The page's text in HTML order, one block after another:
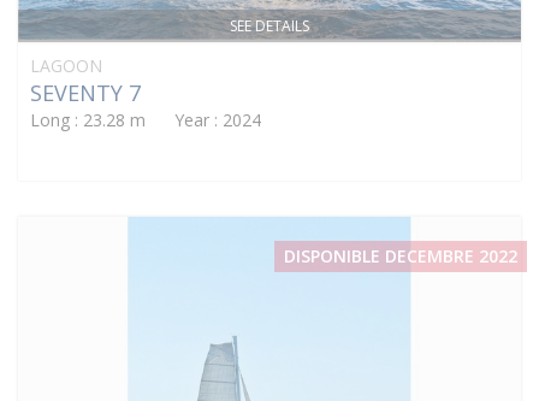
SEE DETAILS
LAGOON
SEVENTY 7
Long : 23.28 m Year : 2024
DISPONIBLE DECEMBRE 2022